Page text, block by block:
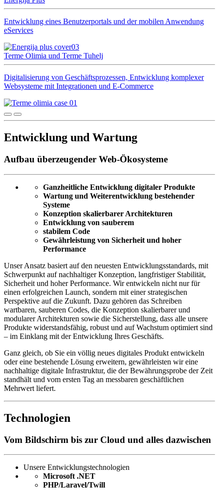
Entwicklung eines Benutzerportals und der mobilen Anwendung
eServices
Terme Olimia und Terme Tuhelj
Digitalisierung von Geschäftsprozessen, Entwicklung komplexer
Websysteme mit Integrationen und E‑Commerce
Entwicklung und Wartung
Aufbau überzeugender Web-Ökosysteme
Ganzheitliche Entwicklung digitaler Produkte
Wartung und Weiterentwicklung bestehender
Systeme
Konzeption skalierbarer Architekturen
Entwicklung von sauberem
stabilem Code
Gewährleistung von Sicherheit und hoher
Performance
Unser Ansatz basiert auf den neuesten Entwicklungsstandards, mit
Schwerpunkt auf nachhaltiger Konzeption, langfristiger Stabilität,
Sicherheit und hoher Performance. Wir entwickeln nicht nur für
einen erfolgreichen Launch, sondern mit einer strategischen
Perspektive auf die Zukunft. Dazu gehören das Schreiben
wartbaren, sauberen Codes, die Konzeption skalierbarer und
modularer Architekturen sowie die Sicherstellung, dass alle unsere
Produkte widerstandsfähig, robust und auf Wachstum optimiert sind
– im Einklang mit der Entwicklung Ihres Geschäfts.
Ganz gleich, ob Sie ein völlig neues digitales Produkt entwickeln
oder eine bestehende Lösung erweitern, gewährleisten wir eine
nachhaltige digitale Infrastruktur, die der Bewährungsprobe der Zeit
standhält und vom ersten Tag an messbaren geschäftlichen
Mehrwert liefert.
Technologien
Vom Bildschirm bis zur Cloud und alles dazwischen
Unsere Entwicklungstechnologien
Microsoft .NET
PHP/Laravel/Twill